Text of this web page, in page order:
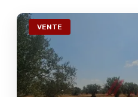
VENTE